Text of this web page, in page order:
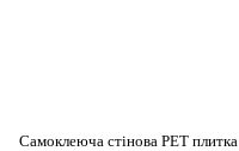
Самоклеюча стінова PET плитка